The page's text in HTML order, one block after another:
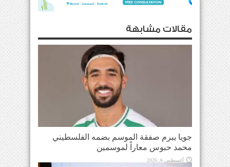
مقالات مشابهة
جويا يبرم صفقة الموسم بضمه الفلسطيني
محمد حبوس معاراً لموسمين
أغسطس 6, 2026